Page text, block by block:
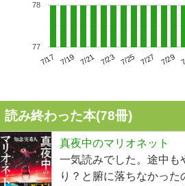
7/17 7/19 7/21 7/23 7/25 7/27 7/29
77
78
読み終わった本(78冊)
真夜中のマリオネット
一気読みでした。途中も
り？と腑に落ちなかった